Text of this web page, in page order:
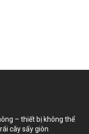
– thiết bị không thể
cây sấy giòn